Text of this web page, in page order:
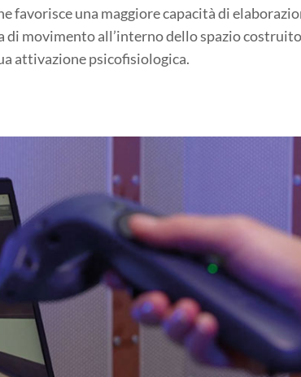
una maggiore capacità di
di movimento all’interno dello spazio
attivazione psicofisiologica.